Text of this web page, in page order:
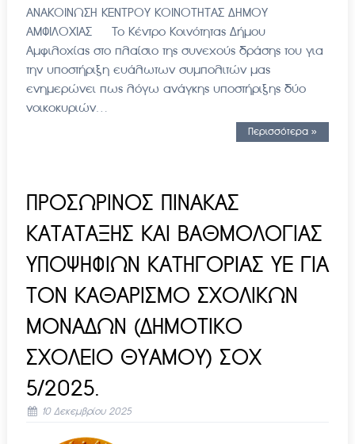
ΑΝΑΚΟΙΝΩΣΗ ΚΕΝΤΡΟΥ ΚΟΙΝΟΤΗΤΑΣ ΔΗΜΟΥ
ΑΜΦΙΛΟΧΙΑΣ To Kέντρο Κοινότητας Δήμου
Αμφιλοχίας στο πλαίσιο της συνεχούς δράσης του για
την υποστήριξη ευάλωτων συμπολιτών μας
ενημερώνει πως λόγω ανάγκης υποστήριξης δύο
νοικοκυριών…
Περισσότερα »
ΠΡΟΣΩΡΙΝΟΣ ΠΙΝΑΚΑΣ
ΚΑΤΑΤΑΞΗΣ ΚΑΙ ΒΑΘΜΟΛΟΓΙΑΣ
ΥΠΟΨΗΦΙΩΝ ΚΑΤΗΓΟΡΙΑΣ ΥΕ ΓΙΑ
ΤΟΝ ΚΑΘΑΡΙΣΜΟ ΣΧΟΛΙΚΩΝ
ΜΟΝΑΔΩΝ (ΔΗΜΟΤΙΚΟ
ΣΧΟΛΕΙΟ ΘΥΑΜΟΥ) ΣΟΧ
5/2025.
10 Δεκεμβρίου 2025